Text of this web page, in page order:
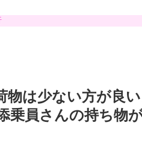
物は少ない方が良
乗員さんの持ち物